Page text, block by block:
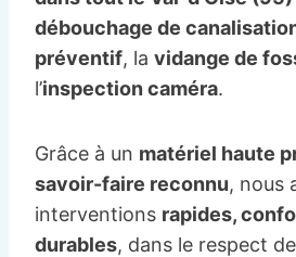
débouchage de
préventif, la vidange de
l’inspection caméra.
Grâce à un matériel haute
savoir-faire reconnu, nous
interventions rapides,
durables, dans le respect